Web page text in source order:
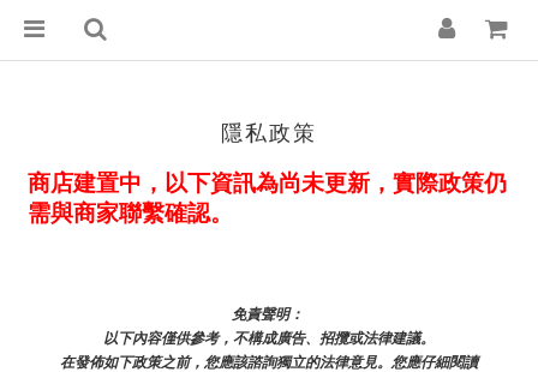
隱私政策
商店建置中，以下資訊為尚未更新，實際政策仍
需與商家聯繫確認。
免責聲明：
以下內容僅供參考，不構成廣告、招攬或法律建議。
在發佈如下政策之前，您應該諮詢獨立的法律意見。您應仔細閱讀